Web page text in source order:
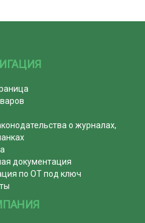
о журналах,
документация
по ОТ под ключ